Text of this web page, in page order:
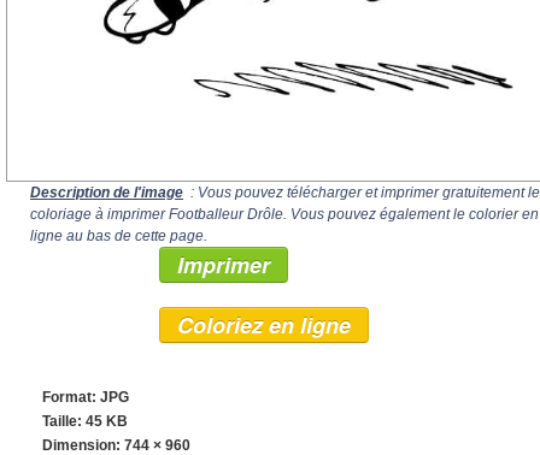
Description de l'image : Vous pouvez télécharger et imprimer gratuitement le
coloriage à imprimer Footballeur Drôle. Vous pouvez également le colorier en
ligne au bas de cette page.
Imprimer
Coloriez en ligne
Format: JPG
Taille: 45 KB
Dimension: 744 × 960